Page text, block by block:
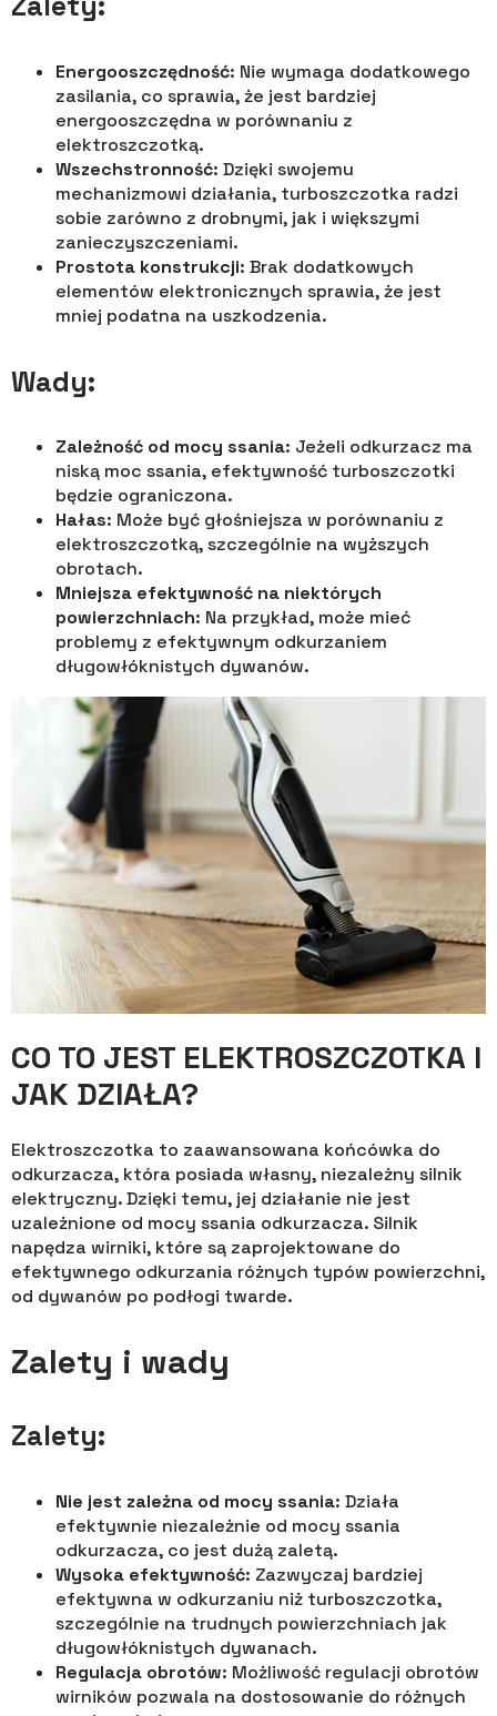
Energooszczędność: Nie wymaga dodatkowego
zasilania, co sprawia, że jest bardziej
energooszczędna w porównaniu z
elektroszczotką.
Wszechstronność: Dzięki swojemu
mechanizmowi działania, turboszczotka radzi
sobie zarówno z drobnymi, jak i większymi
zanieczyszczeniami.
Prostota konstrukcji: Brak dodatkowych
elementów elektronicznych sprawia, że jest
mniej podatna na uszkodzenia.
Wady:
Zależność od mocy ssania: Jeżeli odkurzacz ma
niską moc ssania, efektywność turboszczotki
będzie ograniczona.
Hałas: Może być głośniejsza w porównaniu z
elektroszczotką, szczególnie na wyższych
obrotach.
Mniejsza efektywność na niektórych
powierzchniach: Na przykład, może mieć
problemy z efektywnym odkurzaniem
długowłóknistych dywanów.
CO TO JEST ELEKTROSZCZOTKA I
JAK DZIAŁA?
Elektroszczotka to zaawansowana końcówka do
odkurzacza, która posiada własny, niezależny silnik
elektryczny. Dzięki temu, jej działanie nie jest
uzależnione od mocy ssania odkurzacza. Silnik
napędza wirniki, które są zaprojektowane do
efektywnego odkurzania różnych typów powierzchni,
od dywanów po podłogi twarde.
Zalety i wady
Zalety:
Nie jest zależna od mocy ssania: Działa
efektywnie niezależnie od mocy ssania
odkurzacza, co jest dużą zaletą.
Wysoka efektywność: Zazwyczaj bardziej
efektywna w odkurzaniu niż turboszczotka,
szczególnie na trudnych powierzchniach jak
długowłóknistych dywanach.
Regulacja obrotów: Możliwość regulacji obrotów
wirników pozwala na dostosowanie do różnych